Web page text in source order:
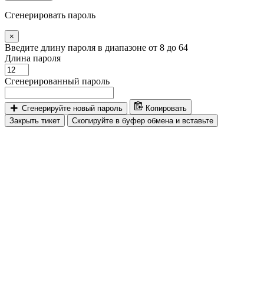
Сгенерировать пароль
×
Введите длину пароля в диапазоне от 8 до 64
Длина пароля
Сгенерированный пароль
Сгенерируйте новый пароль
Копировать
Закрыть тикет
Скопируйте в буфер обмена и вставьте